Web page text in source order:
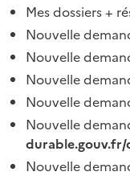
Mes dossiers +
Nouvelle
Nouvelle
Nouvelle
Nouvelle
Nouvelle
durable.gouv.fr/
Nouvelle